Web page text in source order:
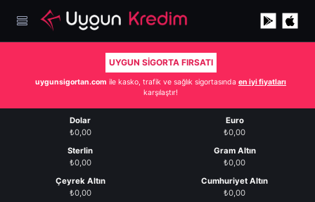
UYGUN SİGORTA FIRSATI
uygunsigortan.com ile kasko, trafik ve sağlık sigortasında en iyi fiyatları
karşılaştır!
Dolar
₺0,00
Euro
₺0,00
Sterlin
₺0,00
Gram Altın
₺0,00
Çeyrek Altın
₺0,00
Cumhuriyet Altın
₺0,00